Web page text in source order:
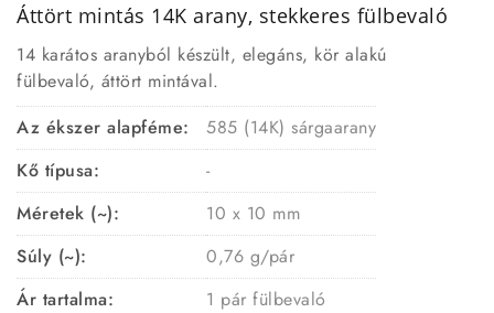
Áttört mintás 14K arany, stekkeres fülbevaló
14 karátos aranyból készült, elegáns, kör alakú
fülbevaló, áttört mintával.
Az ékszer alapféme:
585 (14K) sárgaarany
Kő típusa:
-
Méretek (~):
10 x 10 mm
Súly (~):
0,76 g/pár
Ár tartalma:
1 pár fülbevaló